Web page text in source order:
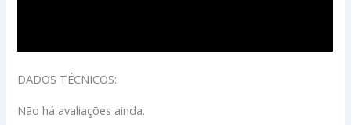
DADOS TÉCNICOS:
Não há avaliações ainda.